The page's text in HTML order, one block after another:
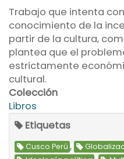
Trabajo que intenta
conocimiento de la
partir de la cultura,
plantea que el
estrictamente
cultural.
Colección
Libros
Etiquetas
Cusco Perú ,